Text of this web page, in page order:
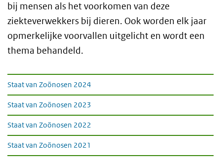
bij mensen als het voorkomen van deze
ziekteverwekkers bij dieren. Ook worden elk jaar
opmerkelijke voorvallen uitgelicht en wordt een
thema behandeld.
Jaargangen van de Staten van Zoönosen
Staat van Zoönosen 2024
Staat van Zoönosen 2023
Staat van Zoönosen 2022
Staat van Zoönosen 2021